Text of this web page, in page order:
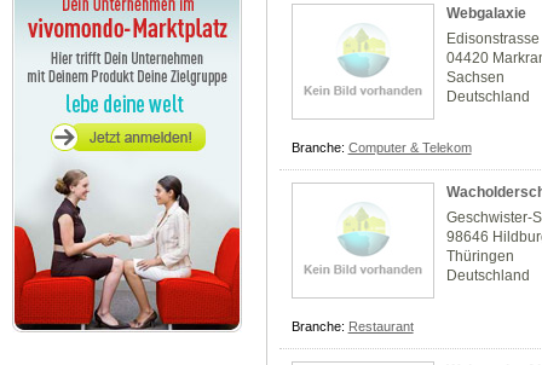
Webgalaxie
04420
Sachsen
Deutschland
Branche: Computer & Telekom
Geschwister-
98646
Thüringen
Deutschland
Branche: Restaurant